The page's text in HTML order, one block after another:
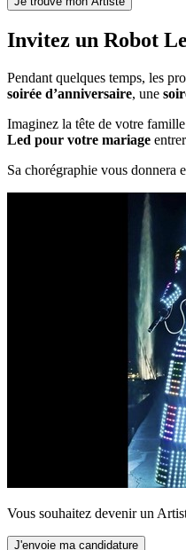
Invitez un Robot
Pendant quelques temps, les
soirée d’anniversaire, une
Imaginez la tête de votre
Led pour votre mariage
Sa chorégraphie vous donnera
Vous souhaitez devenir un